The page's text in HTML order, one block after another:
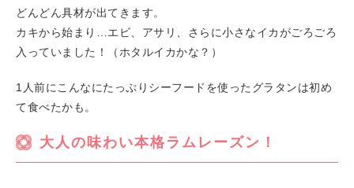
どんどん具材が出てきます。
カキから始まり…エビ、アサリ、さらに小さなイカがごろごろ
入っていました！（ホタルイカかな？）
1人前にこんなにたっぷりシーフードを使ったグラタンは初め
て食べたかも。
大人の味わい本格ラムレーズン！